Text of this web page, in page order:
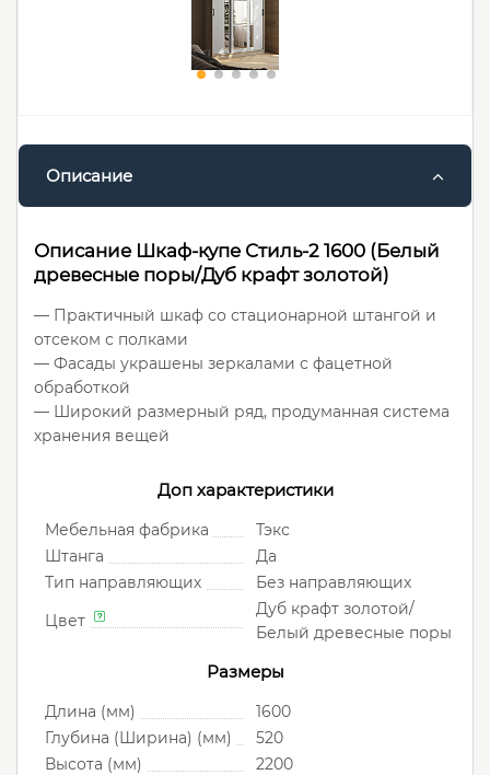
Описание
Описание Шкаф-купе Стиль-2 1600 (Белый
древесные поры/Дуб крафт золотой)
— Практичный шкаф со стационарной штангой и
отсеком с полками
— Фасады украшены зеркалами с фацетной
обработкой
— Широкий размерный ряд, продуманная система
хранения вещей
Доп характеристики
Мебельная фабрика
Тэкс
Штанга
Да
Тип направляющих
Без направляющих
Цвет
Дуб крафт золотой/
Белый древесные поры
Размеры
Длина (мм)
1600
Глубина (Ширина) (мм)
520
Высота (мм)
2200